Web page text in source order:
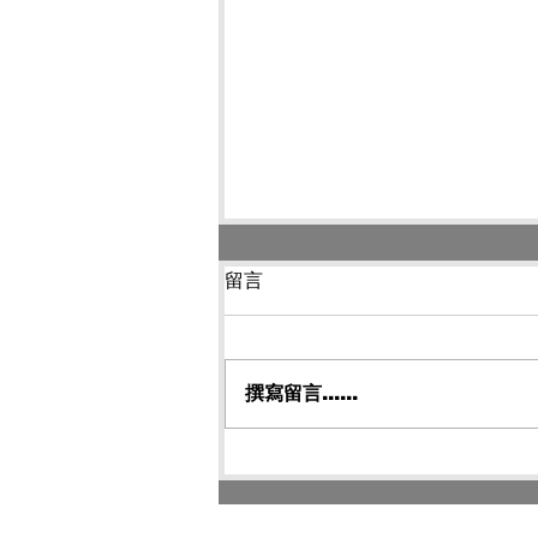
務的提升之道 台北攝影師 影
片製作 開影像工作室 Cai
留言
撰寫留言......